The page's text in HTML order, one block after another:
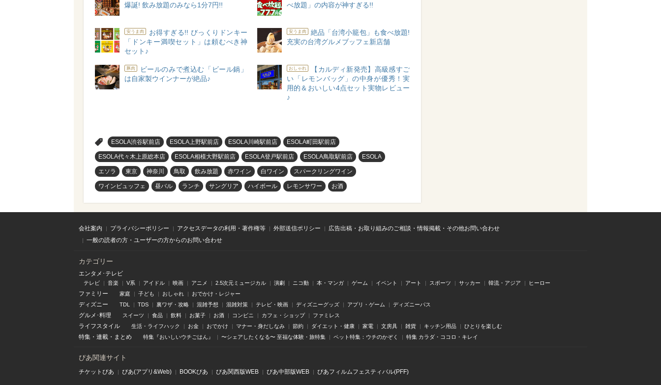
爆誕! 飲み放題のみなら1分7円!!
べ放題」の内容が神すぎる!!
安うま肉
お得すぎる!! びっくりドンキー
「ドンキー満喫セット」は頼むべき神
セット♪
安うま肉
絶品「台湾小籠包」も食べ放題!
充実の台湾グルメブッフェ新店舗
豚肉
ビールのみで煮込む「ビール鍋」
は自家製ウインナーが絶品♪
おしゃれ
【カルディ新発売】高級感すご
い「レモンバッグ」の中身が優秀！実
用的＆おいしい4点セット実物レビュー
♪
ESOLA渋谷駅前店 ESOLA上野駅前店 ESOLA川崎駅前店 ESOLA町田駅前店
ESOLA代々木上原総本店 ESOLA相模大野駅前店 ESOLA登戸駅前店 ESOLA鳥取駅前店 ESOLA
エソラ 東京 神奈川 鳥取 飲み放題 赤ワイン 白ワイン スパークリングワイン
ワインビュッフェ 昼バル ランチ サングリア ハイボール レモンサワー お酒
会社案内 プライバシーポリシー アクセスデータの利用・著作権等 外部送信ポリシー
広告出稿・お取り組みのご相談・情報掲載・その他お問い合わせ
一般の読者の方・ユーザーの方からのお問い合わせ
カテゴリー
エンタメ･テレビ
テレビ 音楽 V系 アイドル 映画 アニメ 2.5次元ミュージカル 演劇 ニコ動 本・マンガ ゲーム イベント アート スポーツ サッカー 韓流・アジア ヒーロー
ファミリー 家庭 子ども おしゃれ おでかけ・レジャー
ディズニー TDL TDS 裏ワザ・攻略 混雑予想 混雑対策 テレビ・映画 ディズニーグッズ アプリ・ゲーム ディズニーパス
グルメ･料理 スイーツ 食品 飲料 お菓子 お酒 コンビニ カフェ・ショップ ファミレス
ライフスタイル 生活・ライフハック お金 おでかけ マナー・身だしなみ 節約 ダイエット・健康 家電 文房具 雑貨 キッチン用品 ひとりを楽しむ
特集 ・ 連載 ・ まとめ 特集『おいしいウチごはん』 〜シェアしたくなる〜 至福な体験・旅特集 ペット特集：ウチのかぞく 特集 カラダ・ココロ・キレイ
ぴあ関連サイト
チケットぴあ ぴあ(アプリ&Web) BOOKぴあ ぴあ関⻄版WEB ぴあ中部版WEB ぴあフィルムフェスティバル(PFF)